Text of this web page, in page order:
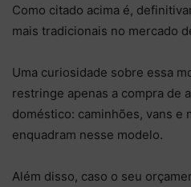
Como citado acima é,
mais tradicionais no mercado
Uma curiosidade sobre essa
restringe apenas a compra de
doméstico: caminhões, vans e
enquadram nesse modelo.
Além disso, caso o seu